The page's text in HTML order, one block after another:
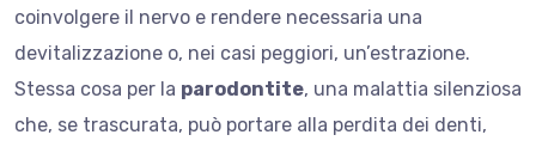
coinvolgere il nervo e rendere necessaria una
devitalizzazione o, nei casi peggiori, un’estrazione.
Stessa cosa per la parodontite, una malattia silenziosa
che, se trascurata, può portare alla perdita dei denti,